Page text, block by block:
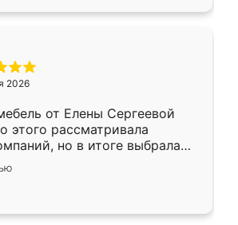
Качеством осталась
выглядит так, как и ожидала.
2026
от Елены Сергеевой
этого рассматривала
но в итоге выбрала
условия, потом
всё спокойно объяснил
Изготовили в срок, с